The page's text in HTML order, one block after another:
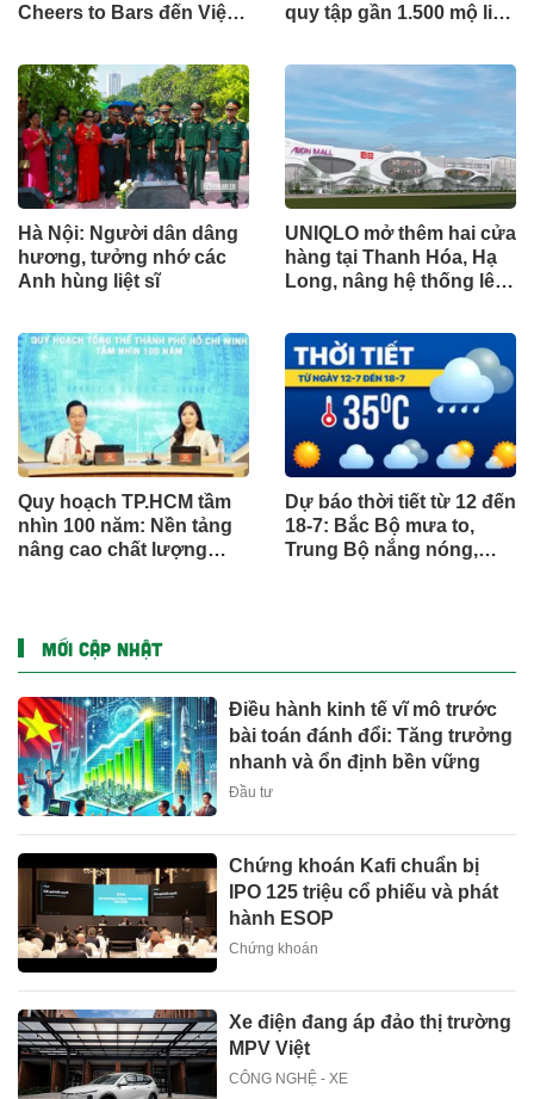
Cheers to Bars đến Việt
quy tập gần 1.500 mộ liệt
Hà Nội: Người dân dâng
hương, tưởng nhớ các
Anh hùng liệt sĩ
UNIQLO mở thêm hai cửa
hàng tại Thanh Hóa, Hạ
Long, nâng hệ thống lên
quốc
Quy hoạch TP.HCM tầm
nhìn 100 năm: Nền tảng
nâng cao chất lượng
Dự báo thời tiết từ 12 đến
18-7: Bắc Bộ mưa to,
Trung Bộ nắng nóng,
MỚI CẬP NHẬT
Điều hành kinh tế vĩ mô trước
bài toán đánh đổi: Tăng trưởng
nhanh và ổn định bền vững
Đầu tư
Chứng khoán Kafi chuẩn bị
IPO 125 triệu cổ phiếu và phát
hành ESOP
Chứng khoán
Xe điện đang áp đảo thị trường
MPV Việt
CÔNG NGHỆ - XE